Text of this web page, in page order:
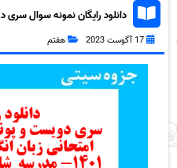
دانلود رایگان نمونه سوال
انگلیسی هفتم به همراه pdf 17 آگوست 2023 هفتم